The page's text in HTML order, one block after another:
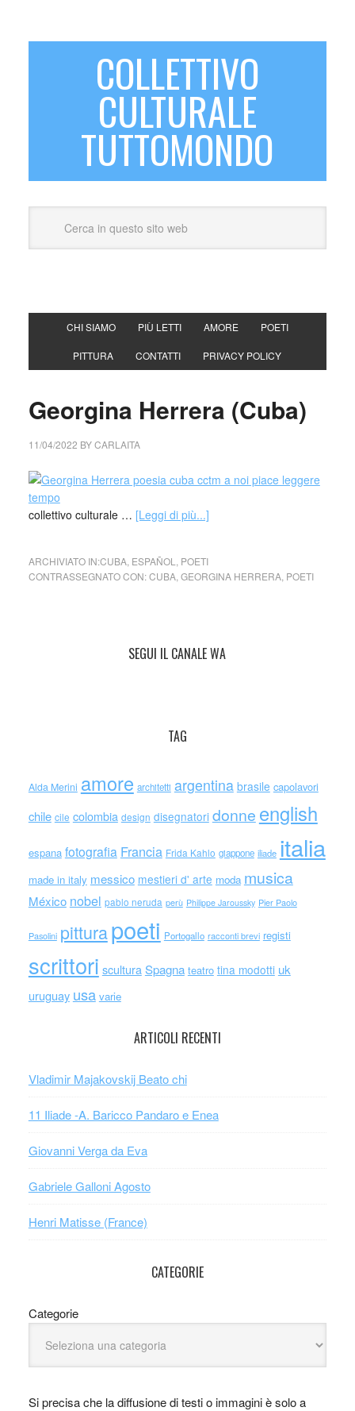
COLLETTIVO
CULTURALE
TUTTOMONDO
CHI SIAMO PIÙ LETTI AMORE POETI
PITTURA CONTATTI PRIVACY POLICY
Georgina Herrera (Cuba)
11/04/2022 BYCARLAITA
collettivo culturale … [Leggi di più...]
ARCHIVIATO IN:CUBA, ESPAÑOL
POETI
CONTRASSEGNATO CON:CUBA, GEORGINA HERRERA, POETI
SEGUI IL CANALE WA
TAG
Alda Merini amore architetti argentina brasile capolavori
chile cile colombia design disegnatori donne english
espana fotografia Francia Frida Kahlo giappone iliade italia
made in italy messico mestieri d' arte moda musica
México nobel pablo neruda perù Philippe Jaroussky Pier Paolo
Pasolini pitturapoeti Portogallo racconti brevi registi
scrittori scultura Spagna teatro tina modotti uk
uruguay usa varie
ARTICOLI RECENTI
Vladimir Majakovskij Beato chi
11 Iliade -A. Baricco Pandaro e Enea
Giovanni Verga da Eva
Gabriele Galloni Agosto
Henri Matisse (France)
CATEGORIE
Categorie
Si precisa che la diffusione di testi o immagini è solo a